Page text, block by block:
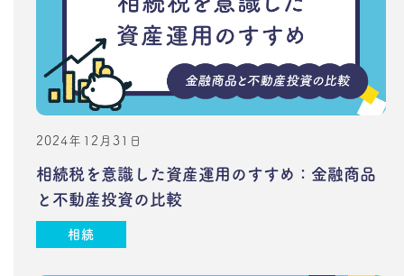
2024年12月31日
相続税を意識した資産運用のすすめ：金融商品
と不動産投資の比較
相続